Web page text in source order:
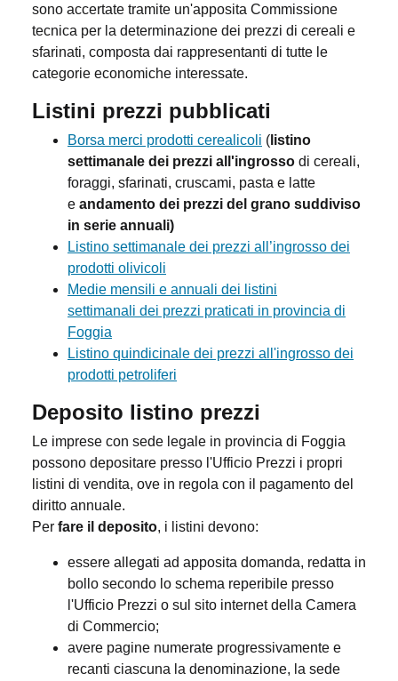
sono accertate tramite un'apposita Commissione
tecnica per la determinazione dei prezzi di cereali e
sfarinati, composta dai rappresentanti di tutte le
categorie economiche interessate.
Listini prezzi pubblicati
Borsa merci prodotti cerealicoli ( listino
settimanale dei prezzi all'ingrosso di cereali,
foraggi, sfarinati, cruscami, pasta e latte
e andamento dei prezzi del grano suddiviso
in serie annuali)
Listino settimanale dei prezzi all’ingrosso dei
prodotti olivicoli
Medie mensili e annuali dei listini
settimanali dei prezzi praticati in provincia di
Foggia
Listino quindicinale dei prezzi all'ingrosso dei
prodotti petroliferi
Deposito listino prezzi
Le imprese con sede legale in provincia di Foggia
possono depositare presso l'Ufficio Prezzi i propri
listini di vendita, ove in regola con il pagamento del
diritto annuale.
Per fare il deposito, i listini devono:
essere allegati ad apposita domanda, redatta in
bollo secondo lo schema reperibile presso
l'Ufficio Prezzi o sul sito internet della Camera
di Commercio;
avere pagine numerate progressivamente e
recanti ciascuna la denominazione, la sede